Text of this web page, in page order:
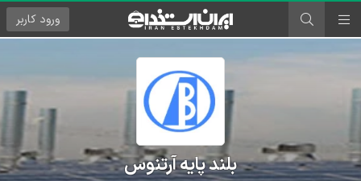
ورود کاربر
بلند پایه آرتنوس